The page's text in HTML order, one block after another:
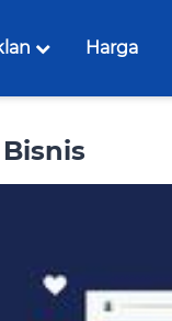
Harga